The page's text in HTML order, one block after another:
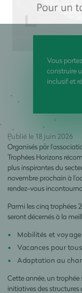
Vous
construire
inclusif et
Publié le 18 juin 2026
Organisés par
Trophées Horizons
plus inspirantes du
novembre prochain à
rendez-vous
Parmi les cinq trophées
seront décernés à la
Mobilités et
Vacances pour
Adaptation au
Cette année, un
initiatives des structures